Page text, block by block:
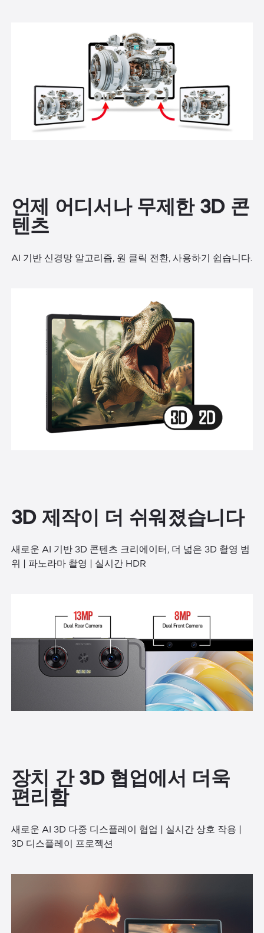
언제 어디서나 무제한 3D 콘
텐츠
AI 기반 신경망 알고리즘, 원 클릭 전환, 사용하기 쉽습니다.
3D 제작이 더 쉬워졌습니다
새로운 AI 기반 3D 콘텐츠 크리에이터, 더 넓은 3D 촬영 범
위 | 파노라마 촬영 | 실시간 HDR
장치 간 3D 협업에서 더욱
편리함
새로운 AI 3D 다중 디스플레이 협업 | 실시간 상호 작용 |
3D 디스플레이 프로젝션